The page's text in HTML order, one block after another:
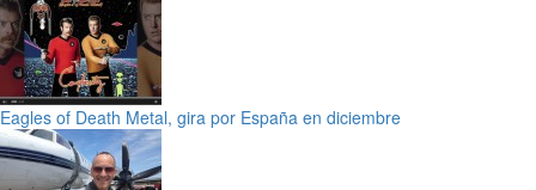
Eagles of Death Metal, gira por España en diciembre